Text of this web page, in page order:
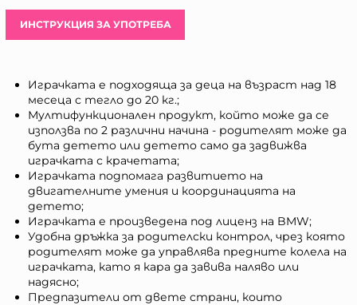
ИНСТРУКЦИЯ ЗА УПОТРЕБА
Играчката е подходяща за деца на възраст над 18
месеца с тегло до 20 кг.;
Мултифункционален продукт, който може да се
използва по 2 различни начина - родителят може да
бута детето или детето само да задвижва
играчката с крачетата;
Играчката подпомага развитието на
двигателните умения и координацията на
детето;
Играчката е произведена под лиценз на BMW;
Удобна дръжка за родителски контрол, чрез която
родителят може да управлява предните колела на
играчката, като я кара да завива наляво или
надясно;
Предпазители от двете страни, които